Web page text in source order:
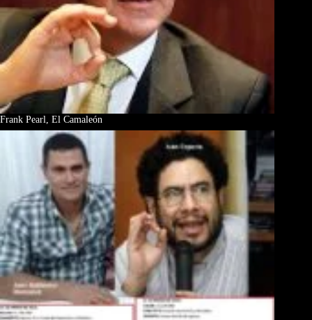
Frank Pearl, El Camaleón